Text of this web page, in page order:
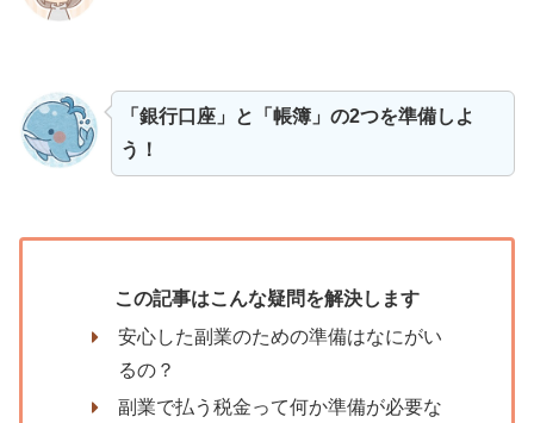
「銀行口座」と「帳簿」の2つを準備しよ
う！
この記事はこんな疑問を解決します
安心した副業のための準備はなにがい
るの？
副業で払う税金って何か準備が必要な